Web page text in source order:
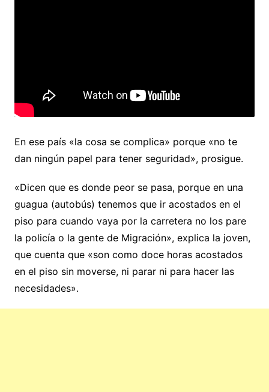
En ese país «la cosa se complica» porque «no te
dan ningún papel para tener seguridad», prosigue.
«Dicen que es donde peor se pasa, porque en una
guagua (autobús) tenemos que ir acostados en el
piso para cuando vaya por la carretera no los pare
la policía o la gente de Migración», explica la joven,
que cuenta que «son como doce horas acostados
en el piso sin moverse, ni parar ni para hacer las
necesidades».